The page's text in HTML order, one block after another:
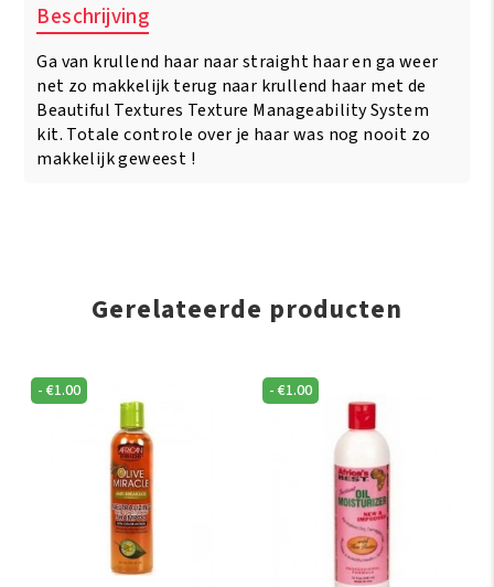
Beschrijving
Ga van krullend haar naar straight haar en ga weer
net zo makkelijk terug naar krullend haar met de
Beautiful Textures Texture Manageability System
kit. Totale controle over je haar was nog nooit zo
makkelijk geweest !
Gerelateerde producten
-€1.00 -€1.00